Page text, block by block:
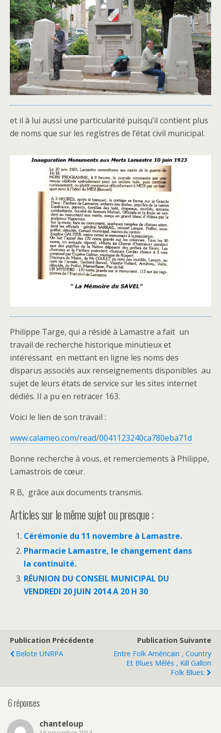
et il à lui aussi une particularité puisqu’il contient plus
de noms que sur les registres de l’état civil municipal.
Philippe Targe, qui a résidé à Lamastre a fait un
travail de recherche historique minutieux et
intéressant en mettant en ligne les noms des
disparus associés aux renseignements disponibles au
sujet de leurs états de service sur les sites internet
dédiés. Il a pu en retracer 163.
Voici le lien de son travail :
www.calameo.com/read/0041123240ca780eba71d
Bonne recherche à vous, et remerciements à Philippe,
Lamastrois de cœur.
R B, grâce aux documents transmis.
Articles sur le même sujet ou presque :
Cérémonie du 11 novembre à Lamastre.
Pharmacie Lamastre, le changement dans
la continuité.
RÉUNION DU CONSEIL MUNICIPAL DU
VENDREDI 20 JUIN 2014 A 20 H 30
Publication Précédente
Belote UNRPA
Publication Suivante
Entre Folk Américain , Country
Et Blues Mêlés , Kill Gallon
Folk Blues.
6 réponses
chanteloup